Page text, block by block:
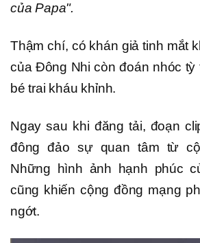
của Papa".
Thậm chí, có khán giả tinh mắt
của Đông Nhi còn đoán nhóc tỳ
bé trai kháu khỉnh.
Ngay sau khi đăng tải, đoạn
đông đảo sự quan tâm từ
Những hình ảnh hạnh phúc
cũng khiến cộng đồng mạng
ngớt.